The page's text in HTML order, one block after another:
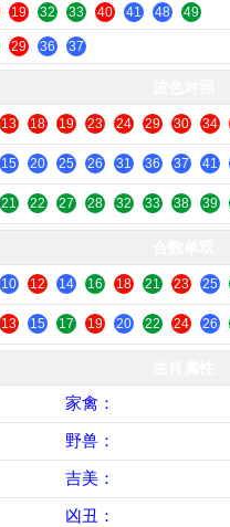
19 32 33 40 41 48 49
29 36 37
13 18 19 23 24 29 30 34
15 20 25 26 31 36 37 41
21 22 27 28 32 33 38 39
10 12 14 16 18 21 23 25
13 15 17 19 20 22 24 26
家禽：
野兽：
吉美：
凶丑：